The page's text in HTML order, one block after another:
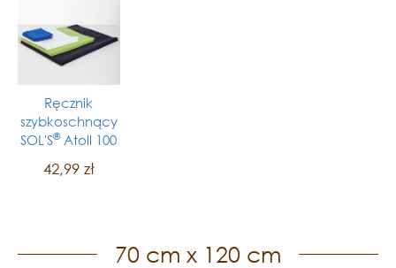
Ręcznik
szybkoschnący
SOL'S®Atoll 100
42,99 zł
70 cm x 120 cm